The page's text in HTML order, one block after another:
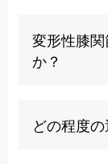
適切な治療
遅らせるこ
は軟骨の摩
性は膝関節
変形性膝
か？
進行に伴い
強さと変形
どの程度